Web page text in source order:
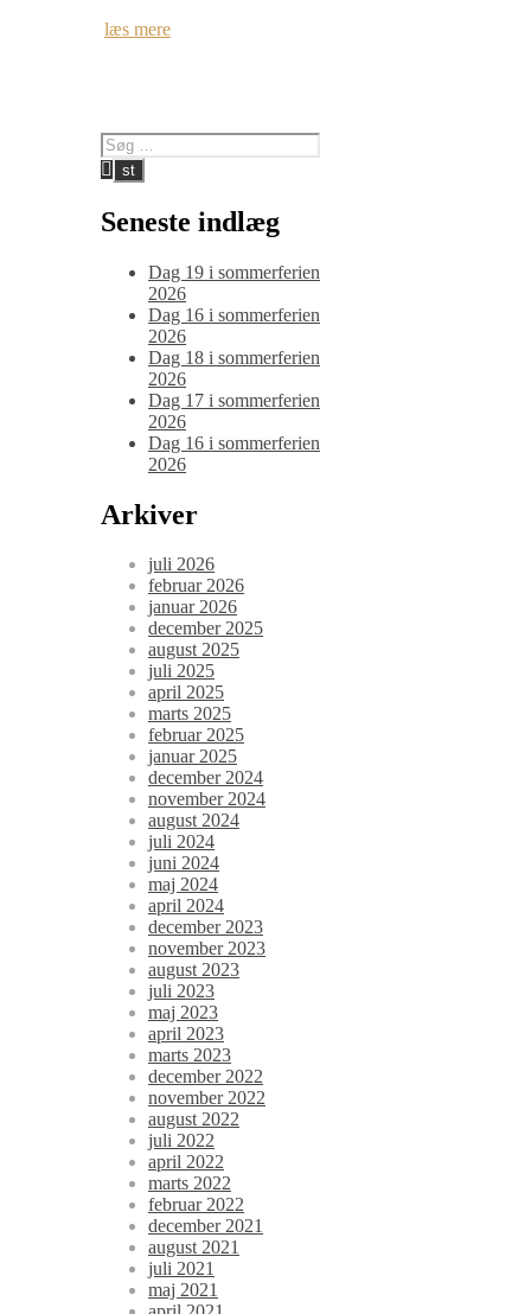
læs mere
Seneste indlæg
Dag 19 i sommerferien
2026
Dag 16 i sommerferien
2026
Dag 18 i sommerferien
2026
Dag 17 i sommerferien
2026
Dag 16 i sommerferien
2026
Arkiver
juli 2026
februar 2026
januar 2026
december 2025
august 2025
juli 2025
april 2025
marts 2025
februar 2025
januar 2025
december 2024
november 2024
august 2024
juli 2024
juni 2024
maj 2024
april 2024
december 2023
november 2023
august 2023
juli 2023
maj 2023
april 2023
marts 2023
december 2022
november 2022
august 2022
juli 2022
april 2022
marts 2022
februar 2022
december 2021
august 2021
juli 2021
maj 2021